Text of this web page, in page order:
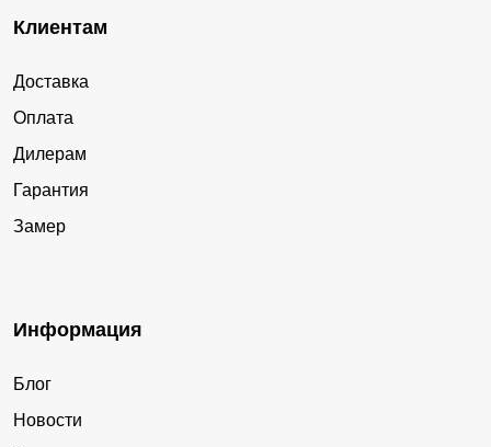
Клиентам
Доставка
Оплата
Дилерам
Гарантия
Замер
Информация
Блог
Новости